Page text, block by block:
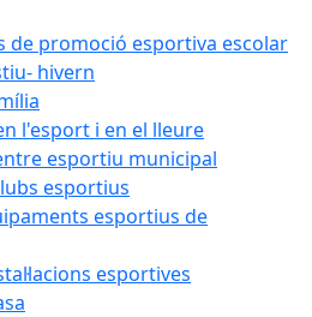
de promoció esportiva escolar
hivern
l'esport i en el lleure
esportiu municipal
esportius
esportius de
esportives